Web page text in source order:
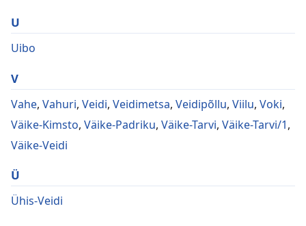
U
Uibo
V
Vahe, Vahuri, Veidi, Veidimetsa, Veidipõllu, Viilu, Voki,
Väike-Kimsto, Väike-Padriku, Väike-Tarvi, Väike-Tarvi/1,
Väike-Veidi
Ü
Ühis-Veidi